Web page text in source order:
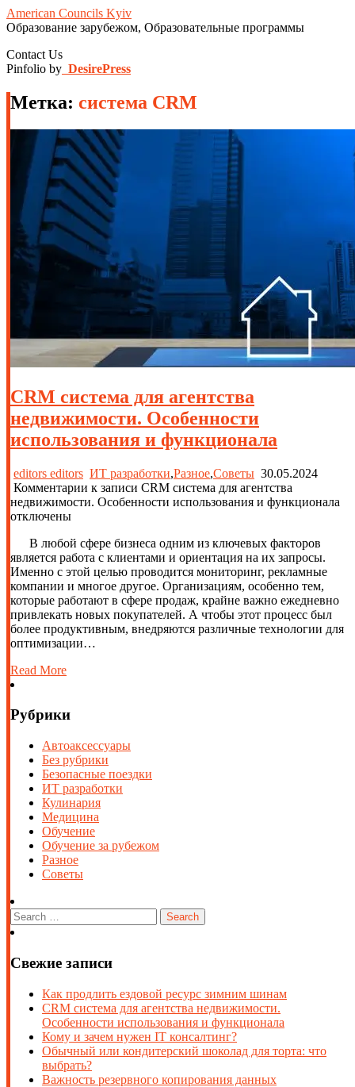
American Councils Kyiv
Образование зарубежом, Образовательные программы
Contact Us
Pinfolio by DesirePress
Метка: система CRM
CRM система для агентства
недвижимости. Особенности
использования и функционала
editors editors ИТ разработки,Разное,Советы 30.05.2024
Комментарии к записи CRM система для агентства
недвижимости. Особенности использования и функционала
отключены
В любой сфере бизнеса одним из ключевых факторов
является работа с клиентами и ориентация на их запросы.
Именно с этой целью проводится мониторинг, рекламные
компании и многое другое. Организациям, особенно тем,
которые работают в сфере продаж, крайне важно ежедневно
привлекать новых покупателей. А чтобы этот процесс был
более продуктивным, внедряются различные технологии для
оптимизации…
Read More
Рубрики
Автоаксессуары
Без рубрики
Безопасные поездки
ИТ разработки
Кулинария
Медицина
Обучение
Обучение за рубежом
Разное
Советы
Свежие записи
Как продлить ездовой ресурс зимним шинам
CRM система для агентства недвижимости.
Особенности использования и функционала
Кому и зачем нужен IT консалтинг?
Обычный или кондитерский шоколад для торта: что
выбрать?
Важность резервного копирования данных